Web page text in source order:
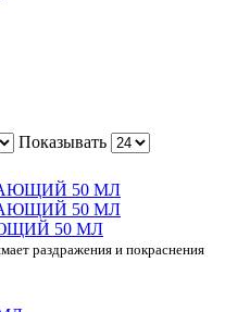
Показывать
50 МЛ
раздражения и покраснения